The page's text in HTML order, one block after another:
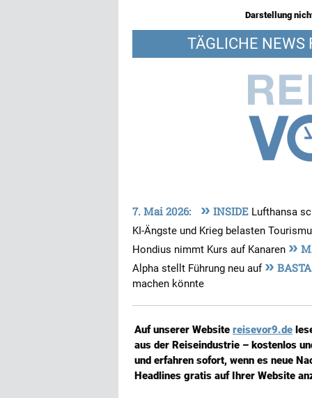
Darstellung
TÄGLICHE NEWS
7. Mai 2026: » INSIDE Lufthansa
KI-Ängste und Krieg belasten
Hondius nimmt Kurs auf Kanaren »
Alpha stellt Führung neu auf »
machen könnte
Auf unserer Website reisevor9.de
aus der Reiseindustrie – kostenlos
und erfahren sofort, wenn es neue
Headlines gratis auf Ihrer Website